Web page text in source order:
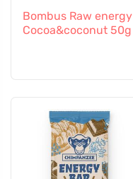
Bombus Raw energy
Cocoa&coconut 50g